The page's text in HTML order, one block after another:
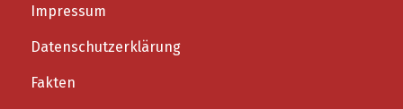
Impressum
Datenschutzerklärung
Fakten